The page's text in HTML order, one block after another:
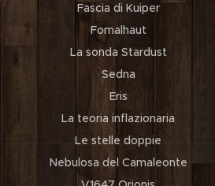
Fascia di Kuiper
Fomalhaut
La sonda Stardust
Sedna
Eris
La teoria inflazionaria
Le stelle doppie
Nebulosa del Camaleonte